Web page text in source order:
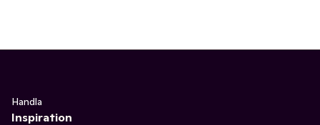
Handla
Inspiration